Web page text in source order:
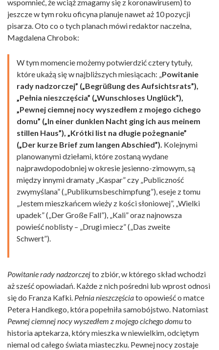
wspomnieć, że wciąż zmagamy się z koronawirusem) to
jeszcze w tym roku oficyna planuje nawet aż 10 pozycji
pisarza. Oto co o tych planach mówi redaktor naczelna,
Magdalena Chrobok:
W tym momencie możemy potwierdzić cztery tytuły,
które ukażą się w najbliższych miesiącach: „Powitanie
rady nadzorczej” („Begrüßung des Aufsichtsrats”),
„Pełnia nieszczęścia” („Wunschloses Unglück”),
„Pewnej ciemnej nocy wyszedłem z mojego cichego
domu” („In einer dunklen Nacht ging ich aus meinem
stillen Haus”), „Krótki list na długie pożegnanie”
(„Der kurze Brief zum langen Abschied”). Kolejnymi
planowanymi dziełami, które zostaną wydane
najprawdopodobniej w okresie jesienno-zimowym, są
między innymi dramaty „Kaspar” czy „Publiczność
zwymyślana” („Publikumsbeschimpfung”), eseje z tomu
„Jestem mieszkańcem wieży z kości słoniowej”, „Wielki
upadek” („Der Große Fall”), „Kali” oraz najnowsza
powieść noblisty – „Drugi miecz” („Das zweite
Schwert”).
Powitanie rady nadzorczejto zbiór, w którego skład wchodzi
aż sześć opowiadań. Każde z nich pośredni lub wprost odnosi
się do Franza Kafki. Pełnia nieszczęściato opowieść o matce
Petera Handkego, która popełniła samobójstwo. Natomiast
Pewnej ciemnej nocy wyszedłem z mojego cichego domuto
historia aptekarza, który mieszka w niewielkim, odciętym
niemal od całego świata miasteczku. Pewnej nocy zostaje